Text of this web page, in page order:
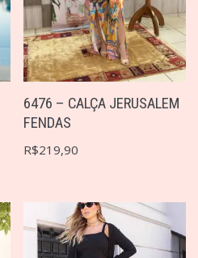
6476 – CALÇA JERUSALEM
FENDAS
R$219,90